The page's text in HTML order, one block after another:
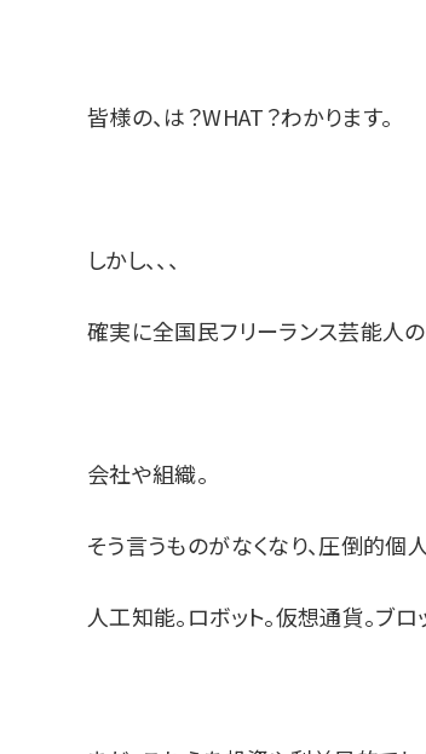
皆様の、は？WHAT？わかります。
しかし、、、
確実に全国民フリーランス芸能人の
会社や組織。
そう言うものがなくなり、圧倒的個
人工知能。ロボット。仮想通貨。ブロ